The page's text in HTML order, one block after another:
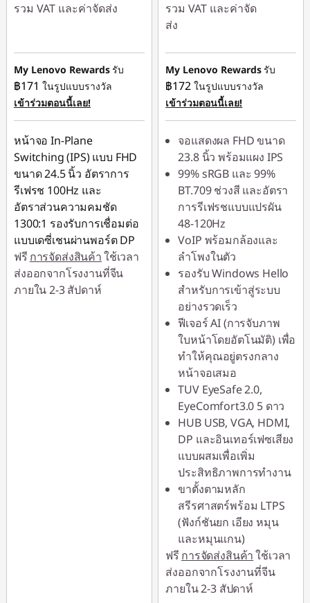
รวม VAT และค่าจัดส่ง
฿680.00
My Lenovo Rewardsรับ
฿171 ในรูปแบบรางวัล
เข้าร่วมตอนนี้เลย!
หน้าจอ In-Plane
Switching (IPS) แบบ FHD
ขนาด 24.5 นิ้ว อัตราการ
รีเฟรช 100Hz และ
อัตราส่วนความคมชัด
1300:1 รองรับการเชื่อมต่อ
แบบเดซี่เชนผ่านพอร์ต DP
ฟรี การจัดส่งสินค้าใช้เวลา
ส่งออกจากโรงงานที่จีน
ภายใน 2-3 สัปดาห์
รวม VAT และค่าจัด
ส่ง
ประหยัดทันที :-
฿769.00
หรือ
การประหยัด
-
฿1,547.00
*Savings cannot be
combined
ใช้ eCoupon :
88SALETH
My Lenovo Rewardsรับ
฿172 ในรูปแบบรางวัล
เข้าร่วมตอนนี้เลย!
จอแสดงผล FHD ขนาด
23.8 นิ้ว พร้อมแผง IPS
99% sRGB และ 99%
BT.709 ช่วงสี และอัตรา
การรีเฟรชแบบแปรผัน
48-120Hz
VoIP พร้อมกล้องและ
ลำโพงในตัว
รองรับ Windows Hello
สำหรับการเข้าสู่ระบบ
อย่างรวดเร็ว
ฟีเจอร์ AI (การจับภาพ
ใบหน้าโดยอัตโนมัติ) เพื่อ
ทำให้คุณอยู่ตรงกลาง
หน้าจอเสมอ
TUV EyeSafe 2.0,
EyeComfort3.0 5 ดาว
HUB USB, VGA, HDMI,
DP และอินเทอร์เฟซเสียง
แบบผสมเพื่อเพิ่ม
ประสิทธิภาพการทำงาน
ขาตั้งตามหลัก
สรีรศาสตร์พร้อม LTPS
(ฟังก์ชันยก เอียง หมุน
และหมุนแกน)
ฟรี การจัดส่งสินค้าใช้เวลา
ส่งออกจากโรงงานที่จีน
ภายใน 2-3 สัปดาห์